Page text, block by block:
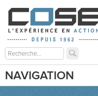
NAVIGATION